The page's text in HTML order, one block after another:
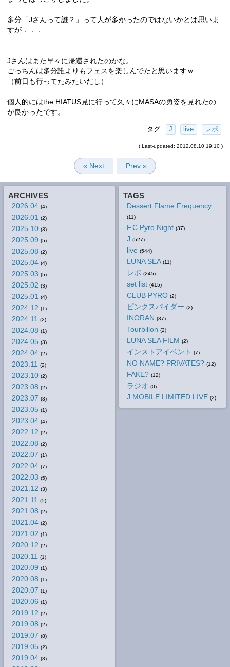
多分「Jさんって誰？」って人が多かったのではないかとは思いま
すが．．．
Jさんはまた早々に帰還されたのかな。
ごっちんは多分誰よりもフェスを楽しんでたと思いますｗ
（前日も行ってたみたいだし）
個人的にはthe HIATUS見に行って久々にMASAの勇姿を見れたの
が良かったです。
タグ: J live レポ
( Last-updated: 2012.08.10 19:10 )
« Next Prev »
ARCHIVES
2026.04 (4)
2026.01 (2)
2025.10 (3)
2025.09 (5)
2025.08 (2)
2025.04 (4)
2025.03 (5)
2025.02 (3)
2025.01 (4)
2024.12 (1)
2024.11 (2)
2024.08 (1)
2024.05 (3)
2024.04 (2)
2023.11 (2)
2023.10 (2)
2023.08 (2)
2023.07 (3)
2023.05 (1)
2023.04 (4)
2022.12 (2)
2022.08 (2)
2022.07 (1)
2022.04 (7)
2022.03 (5)
2021.12 (3)
2021.11 (5)
2021.08 (2)
2021.04 (2)
2021.02 (1)
2020.12 (2)
2020.11 (1)
2020.09 (1)
2020.08 (1)
2020.07 (1)
2020.06 (1)
2019.12 (2)
2019.08 (2)
2019.07 (8)
2019.05 (2)
2019.04 (3)
TAGS
Dessert Flame Frequency
(11)
F.C.Pyro Night (37)
J (527)
live (544)
LUNA SEA (11)
レポ (245)
set list (415)
CLUB PYRO (2)
ピンクスパイダー (2)
INORAN (37)
Tourbillon (2)
LUNA SEA FILM (2)
インストアイベント (7)
NO NAME? PRIVATES? (12)
FAKE? (12)
ラジオ (0)
J MOBILE LIMITED LIVE (2)